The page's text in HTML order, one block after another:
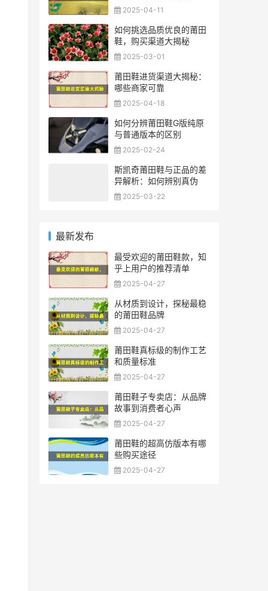
2025-04-11
如何挑选品质优良的莆田
鞋，购买渠道大揭秘
2025-03-01
莆田鞋进货渠道大揭秘：
哪些商家可靠
2025-04-18
如何分辨莆田鞋G版纯原
与普通版本的区别
2025-02-24
斯凯奇莆田鞋与正品的差
异解析：如何辨别真伪
2025-03-22
最新发布
最受欢迎的莆田鞋款，知
乎上用户的推荐清单
2025-04-27
从材质到设计，探秘最稳
的莆田鞋品牌
2025-04-27
莆田鞋真标级的制作工艺
和质量标准
2025-04-27
莆田鞋子专卖店：从品牌
故事到消费者心声
2025-04-27
莆田鞋的超高仿版本有哪
些购买途径
2025-04-27